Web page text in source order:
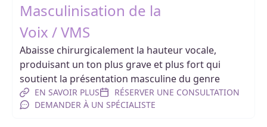
Masculinisation de la
Voix / VMS
Abaisse chirurgicalement la hauteur vocale,
produisant un ton plus grave et plus fort qui
soutient la présentation masculine du genre
EN SAVOIR PLUS
RÉSERVER UNE CONSULTATION
DEMANDER À UN SPÉCIALISTE